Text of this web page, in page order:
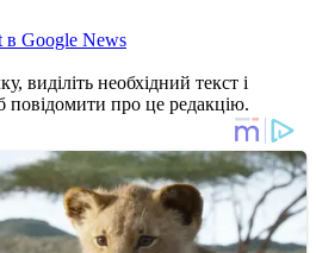
в Google News
виділіть необхідний текст і
повідомити про це редакцію.